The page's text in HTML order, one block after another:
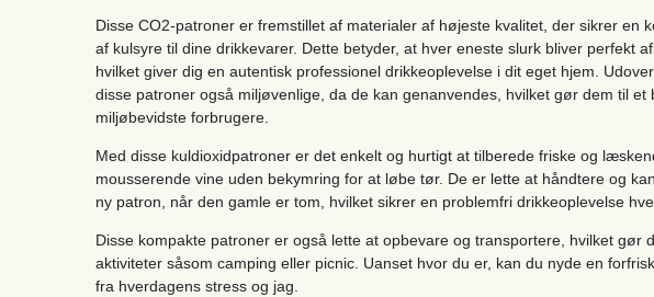
Disse CO2-patroner er fremstillet af materialer af højeste kvalitet, der sikrer en
af kulsyre til dine drikkevarer. Dette betyder, at hver eneste slurk bliver perfekt
hvilket giver dig en autentisk professionel drikkeoplevelse i dit eget hjem.
disse patroner også miljøvenlige, da de kan genanvendes, hvilket gør dem til
miljøbevidste forbrugere.
Med disse kuldioxidpatroner er det enkelt og hurtigt at tilberede friske og
mousserende vine uden bekymring for at løbe tør. De er lette at håndtere og
ny patron, når den gamle er tom, hvilket sikrer en problemfri drikkeoplevelse
Disse kompakte patroner er også lette at opbevare og transportere, hvilket gør
aktiviteter såsom camping eller picnic. Uanset hvor du er, kan du nyde en
fra hverdagens stress og jag.